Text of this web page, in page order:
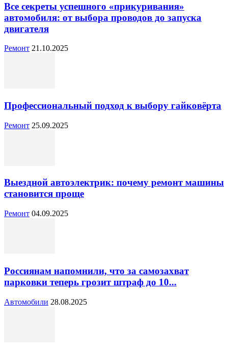
Все секреты успешного «прикуривания»
автомобиля: от выбора проводов до запуска
двигателя
Ремонт 21.10.2025
Профессиональный подход к выбору гайковёрта
Ремонт 25.09.2025
Выездной автоэлектрик: почему ремонт машины
становится проще
Ремонт 04.09.2025
Россиянам напомнили, что за самозахват
парковки теперь грозит штраф до 10...
Автомобили 28.08.2025